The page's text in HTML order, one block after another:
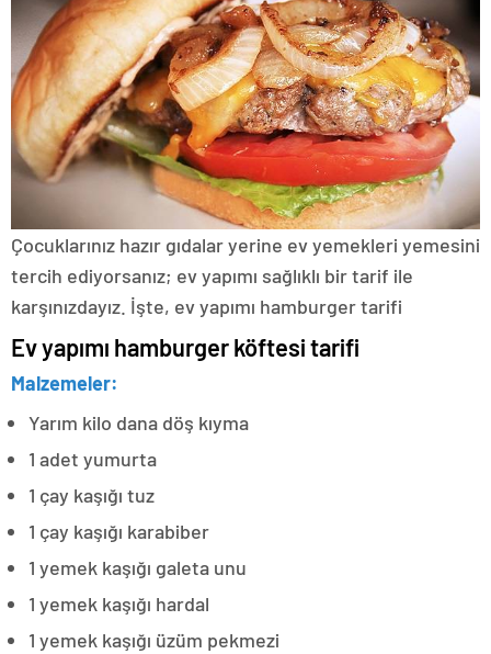
Çocuklarınız hazır gıdalar yerine ev yemekleri yemesini
tercih ediyorsanız; ev yapımı sağlıklı bir tarif ile
karşınızdayız. İşte, ev yapımı hamburger tarifi
Ev yapımı hamburger köftesi tarifi
Malzemeler:
Yarım kilo dana döş kıyma
1 adet yumurta
1 çay kaşığı tuz
1 çay kaşığı karabiber
1 yemek kaşığı galeta unu
1 yemek kaşığı hardal
1 yemek kaşığı üzüm pekmezi